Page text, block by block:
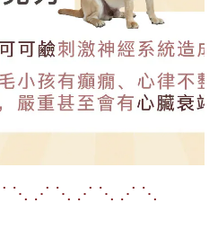
⋱ ⋰ ⋱ ⋰ ⋱ ⋰ ⋱